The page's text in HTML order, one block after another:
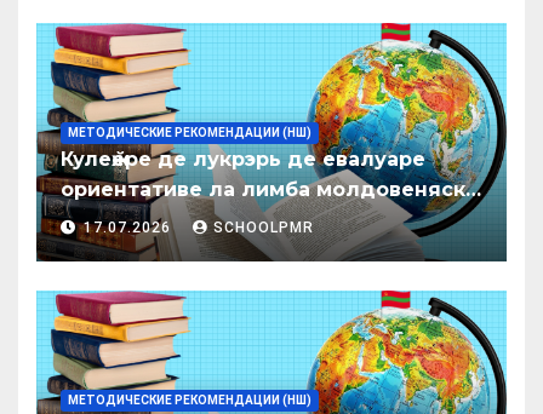
МЕТОДИЧЕСКИЕ РЕКОМЕНДАЦИИ (НШ)
Кулеӂере де лукрэрь де евалуаре
ориентативе ла лимба молдовеняскэ
пентру елевий класелор примаре але
организациилор де ынвэцэмынт
17.07.2026 SCHOOLPMR
МЕТОДИЧЕСКИЕ РЕКОМЕНДАЦИИ (НШ)